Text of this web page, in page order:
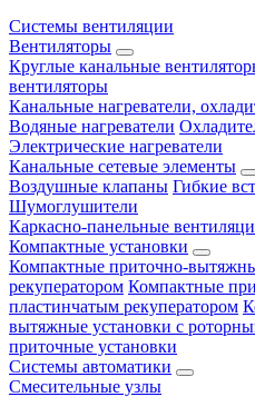
Системы вентиляции
Вентиляторы
Круглые канальные
вентиляторы
Канальные нагреватели,
Водяные нагреватели
Электрические нагреватели
Канальные сетевые элементы
Воздушные клапаны Гибкие
Шумоглушители
Каркасно-панельные
Компактные установки
Компактные приточно-
рекуператором Компактные
пластинчатым рекуператором
вытяжные установки с
приточные установки
Системы автоматики
Смесительные узлы